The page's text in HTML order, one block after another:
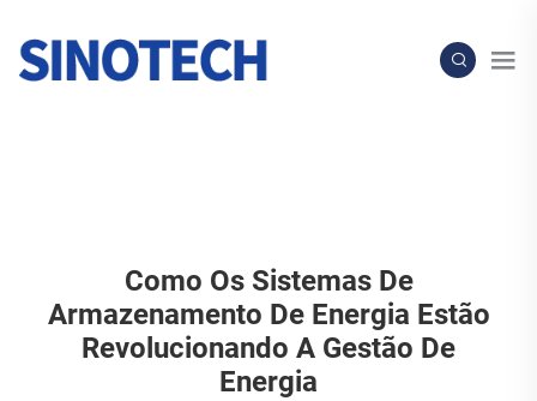
Como Os Sistemas De
Armazenamento De Energia Estão
Revolucionando A Gestão De
Energia